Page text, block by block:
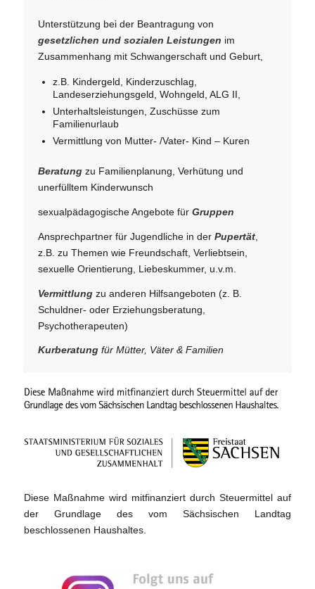
Unterstützung bei der Beantragung von
gesetzlichen und sozialen Leistungen im
Zusammenhang mit Schwangerschaft und Geburt,
z.B. Kindergeld, Kinderzuschlag,
Landeserziehungsgeld, Wohngeld, ALG II,
Unterhaltsleistungen, Zuschüsse zum
Familienurlaub
Vermittlung von Mutter- /Vater- Kind – Kuren
Beratung zu Familienplanung, Verhütung und
unerfülltem Kinderwunsch
sexualpädagogische Angebote für Gruppen
Ansprechpartner für Jugendliche in der Pupertät,
z.B. zu Themen wie Freundschaft, Verliebtsein,
sexuelle Orientierung, Liebeskummer, u.v.m.
Vermittlung zu anderen Hilfsangeboten (z. B.
Schuldner- oder Erziehungsberatung,
Psychotherapeuten)
Kurberatung für Mütter, Väter & Familien
Diese Maßnahme wird mitfinanziert durch Steuermittel auf
der Grundlage des vom Sächsischen Landtag
beschlossenen Haushaltes.